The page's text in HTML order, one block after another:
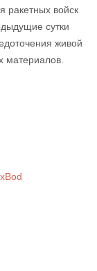
ракетных войск
сутки
живой
материалов.